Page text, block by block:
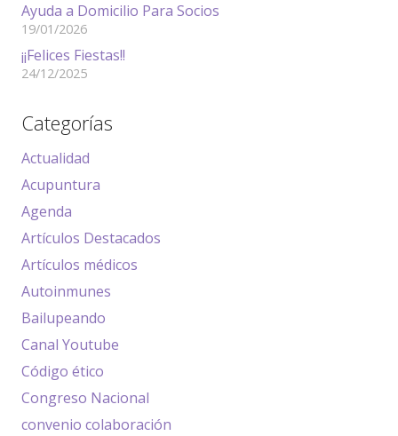
Ayuda a Domicilio Para Socios
19/01/2026
¡¡Felices Fiestas!!
24/12/2025
Categorías
Actualidad
Acupuntura
Agenda
Artículos Destacados
Artículos médicos
Autoinmunes
Bailupeando
Canal Youtube
Código ético
Congreso Nacional
convenio colaboración